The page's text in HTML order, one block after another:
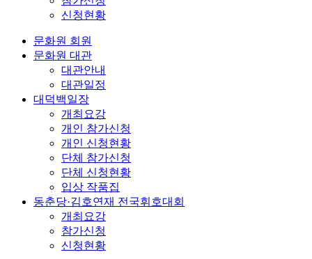
신청현황
문화원 회원
문화원 대관
대관안내
대관일정
대덕백일장
개최요강
개인 참가신청
개인 신청현황
단체 참가신청
단체 신청현황
입상 작품집
동춘당·김호연재 전국휘호대회
개최요강
참가신청
신청현황